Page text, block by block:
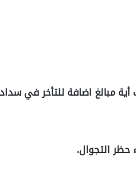
مبالغ اضافة للتأخر في
حظر التجوال.